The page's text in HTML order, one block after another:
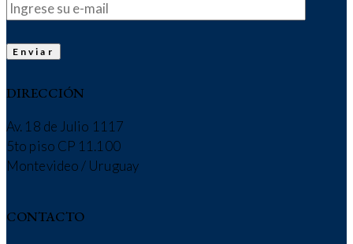
DIRECCIÓN
Av. 18 de Julio 1117
5to piso CP 11.100
Montevideo / Uruguay
CONTACTO